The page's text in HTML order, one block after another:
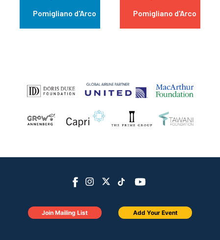
Pomigliano d'Arco Pomigliano d'Arco
Join Mailing List Add Your Event